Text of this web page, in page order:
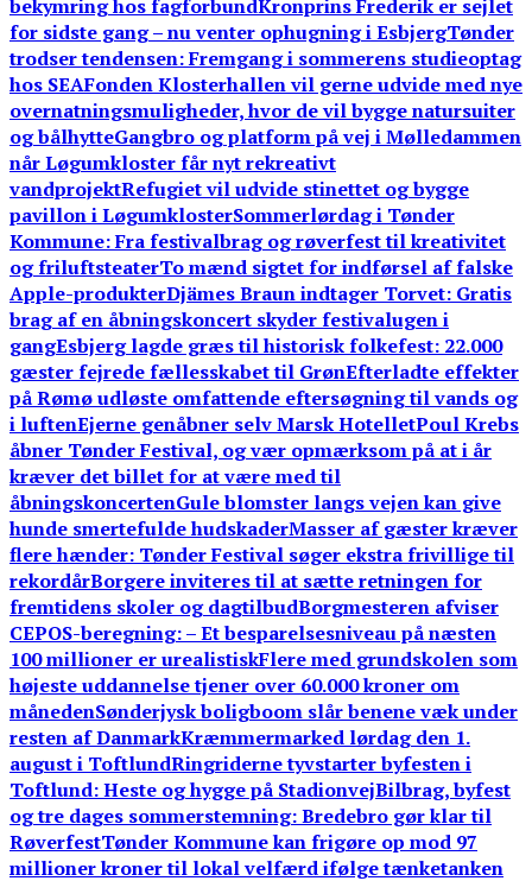
bekymring hos fagforbundKronprins Frederik er sejlet
for sidste gang – nu venter ophugning i EsbjergTønder
trodser tendensen: Fremgang i sommerens studieoptag
hos SEAFonden Klosterhallen vil gerne udvide med nye
overnatningsmuligheder, hvor de vil bygge natursuiter
og bålhytteGangbro og platform på vej i Mølledammen
når Løgumkloster får nyt rekreativt
vandprojektRefugiet vil udvide stinettet og bygge
pavillon i LøgumklosterSommerlørdag i Tønder
Kommune: Fra festivalbrag og røverfest til kreativitet
og friluftsteaterTo mænd sigtet for indførsel af falske
Apple-produkterDjämes Braun indtager Torvet: Gratis
brag af en åbningskoncert skyder festivalugen i
gangEsbjerg lagde græs til historisk folkefest: 22.000
gæster fejrede fællesskabet til GrønEfterladte effekter
på Rømø udløste omfattende eftersøgning til vands og
i luftenEjerne genåbner selv Marsk HotelletPoul Krebs
åbner Tønder Festival, og vær opmærksom på at i år
kræver det billet for at være med til
åbningskoncertenGule blomster langs vejen kan give
hunde smertefulde hudskaderMasser af gæster kræver
flere hænder: Tønder Festival søger ekstra frivillige til
rekordårBorgere inviteres til at sætte retningen for
fremtidens skoler og dagtilbudBorgmesteren afviser
CEPOS-beregning: – Et besparelsesniveau på næsten
100 millioner er urealistiskFlere med grundskolen som
højeste uddannelse tjener over 60.000 kroner om
månedenSønderjysk boligboom slår benene væk under
resten af DanmarkKræmmermarked lørdag den 1.
august i ToftlundRingriderne tyvstarter byfesten i
Toftlund: Heste og hygge på StadionvejBilbrag, byfest
og tre dages sommerstemning: Bredebro gør klar til
RøverfestTønder Kommune kan frigøre op mod 97
millioner kroner til lokal velfærd ifølge tænketanken